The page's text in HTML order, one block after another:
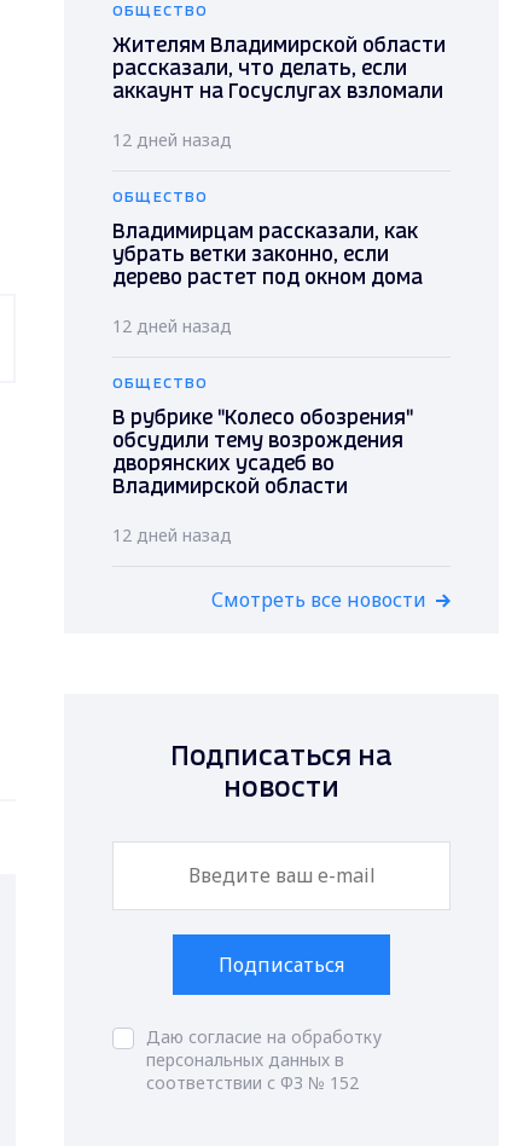
ОБЩЕСТВО
Жителям Владимирской области
рассказали, что делать, если
аккаунт на Госуслугах взломали
12 дней назад
ОБЩЕСТВО
Владимирцам рассказали, как
убрать ветки законно, если
дерево растет под окном дома
12 дней назад
ОБЩЕСТВО
В рубрике "Колесо обозрения"
обсудили тему возрождения
дворянских усадеб во
Владимирской области
12 дней назад
Смотреть все новости
Подписаться на
новости
Подписаться
Даю согласие на обработку
персональных данных в
соответствии с ФЗ № 152